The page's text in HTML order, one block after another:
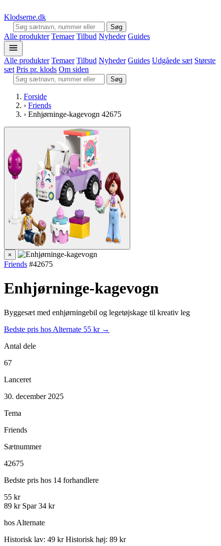
Klodserne.dk
Søg
Alle produkter Temaer Tilbud Nyheder Guides
Alle produkter Temaer Tilbud Nyheder Guides Udgåede sæt Største
sæt Pris pr. klods Om siden
Søg
Forside
› Friends
› Enhjørninge-kagevogn 42675
×
Friends #42675
Enhjørninge-kagevogn
Byggesæt med enhjørningebil og legetøjskage til kreativ leg
Bedste pris hos Alternate 55 kr →
Antal dele
67
Lanceret
30. december 2025
Tema
Friends
Sætnummer
42675
Bedste pris hos 14 forhandlere
55 kr
89 kr Spar 34 kr
hos Alternate
Historisk lav: 49 kr Historisk høj: 89 kr